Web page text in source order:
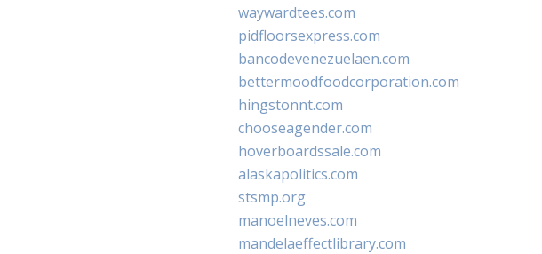
waywardtees.com
pidfloorsexpress.com
bancodevenezuelaen.com
bettermoodfoodcorporation.com
hingstonnt.com
chooseagender.com
hoverboardssale.com
alaskapolitics.com
stsmp.org
manoelneves.com
mandelaeffectlibrary.com